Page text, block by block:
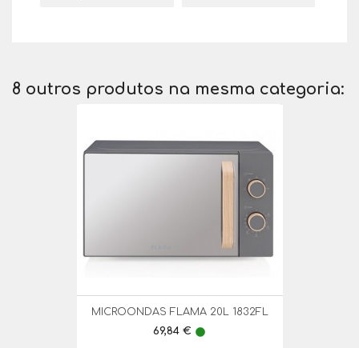
8 outros produtos na mesma categoria:
MICROONDAS FLAMA 20L 1832FL
Preço
69,84 € lens